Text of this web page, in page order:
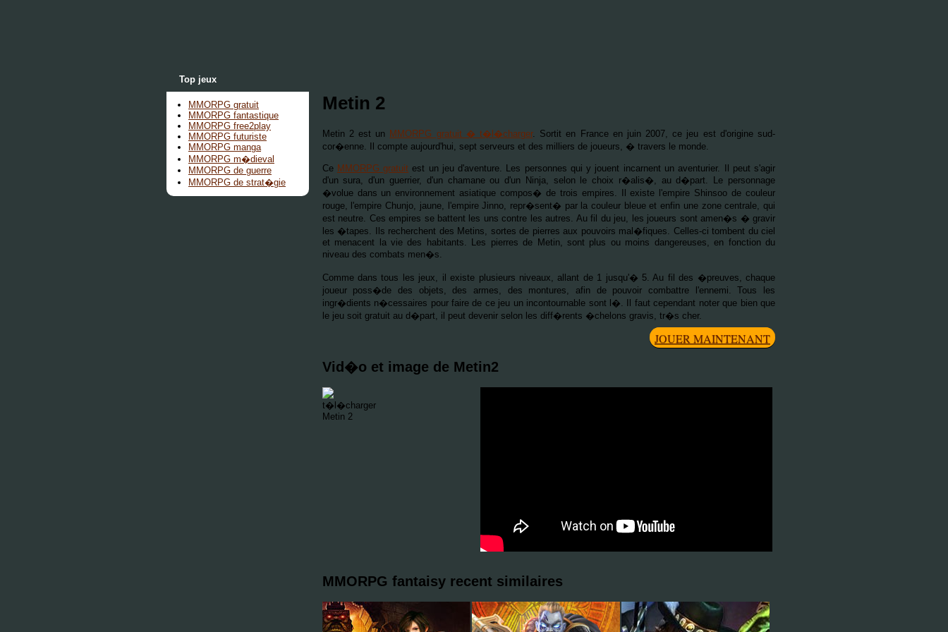
Top jeux
MMORPG gratuit
MMORPG fantastique
MMORPG free2play
MMORPG futuriste
MMORPG manga
MMORPG m�dieval
MMORPG de guerre
MMORPG de strat�gie
Metin 2
Metin 2 est un MMORPG gratuit � t�l�charger. Sortit en France en juin 2007, ce jeu est d'origine sud-
cor�enne. Il compte aujourd'hui, sept serveurs et des milliers de joueurs, � travers le monde.
Ce MMORPG gratuit est un jeu d'aventure. Les personnes qui y jouent incarnent un aventurier. Il peut s'agir
d'un sura, d'un guerrier, d'un chamane ou d'un Ninja, selon le choix r�alis�, au d�part. Le personnage
�volue dans un environnement asiatique compos� de trois empires. Il existe l'empire Shinsoo de couleur
rouge, l'empire Chunjo, jaune, l'empire Jinno, repr�sent� par la couleur bleue et enfin une zone centrale, qui
est neutre. Ces empires se battent les uns contre les autres. Au fil du jeu, les joueurs sont amen�s � gravir
les �tapes. Ils recherchent des Metins, sortes de pierres aux pouvoirs mal�fiques. Celles-ci tombent du ciel
et menacent la vie des habitants. Les pierres de Metin, sont plus ou moins dangereuses, en fonction du
niveau des combats men�s.
Comme dans tous les jeux, il existe plusieurs niveaux, allant de 1 jusqu'� 5. Au fil des �preuves, chaque
joueur poss�de des objets, des armes, des montures, afin de pouvoir combattre l'ennemi. Tous les
ingr�dients n�cessaires pour faire de ce jeu un incontournable sont l�. Il faut cependant noter que bien que
le jeu soit gratuit au d�part, il peut devenir selon les diff�rents �chelons gravis, tr�s cher.
JOUER MAINTENANT
Vid�o et image de Metin2
MMORPG fantaisy recent similaires